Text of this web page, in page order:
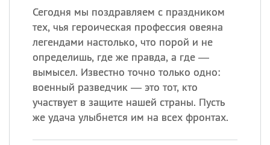
Сегодня мы поздравляем с праздником
тех, чья героическая профессия овеяна
легендами настолько, что порой и не
определишь, где же правда, а где —
вымысел. Известно точно только одно:
военный разведчик — это тот, кто
участвует в защите нашей страны. Пусть
же удача улыбнется им на всех фронтах.
мучеников
07.08
Национальный день
маяка
07.08
Годовщина битвы при
Бояка
ИМЕНА
Все
Сегодня празднуют именины